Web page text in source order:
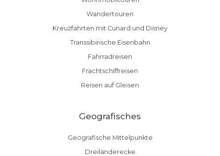
Wandertouren
Kreuzfahrten mit Cunard und Disney
Transsibirische Eisenbahn
Fahrradreisen
Frachtschiffreisen
Reisen auf Gleisen
Geografisches
Geografische Mittelpunkte
Dreiländerecke